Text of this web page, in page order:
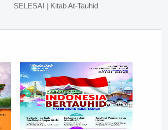
SELESAI | Kitab At-Tauhid